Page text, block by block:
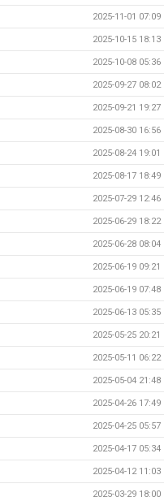
2025-11-01 07:09
2025-10-15 18:13
2025-10-08 05:36
2025-09-27 08:02
2025-09-21 19:27
2025-08-30 16:56
2025-08-24 19:01
2025-08-17 18:49
2025-07-29 12:46
2025-06-29 18:22
2025-06-28 08:04
2025-06-19 09:21
2025-06-19 07:48
2025-06-13 05:35
2025-05-25 20:21
2025-05-11 06:22
2025-05-04 21:48
2025-04-26 17:49
2025-04-25 05:57
2025-04-17 05:34
2025-04-12 11:03
2025-03-29 18:00